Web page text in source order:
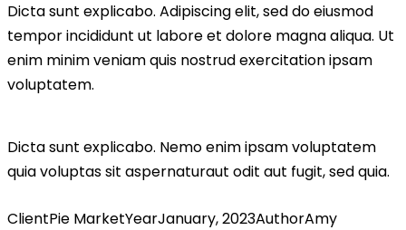
Dicta sunt explicabo. Adipiscing elit, sed do eiusmod
tempor incididunt ut labore et dolore magna aliqua. Ut
enim minim veniam quis nostrud exercitation ipsam
voluptatem.
Dicta sunt explicabo. Nemo enim ipsam voluptatem
quia voluptas sit aspernaturaut odit aut fugit, sed quia.
ClientPie MarketYearJanuary, 2023AuthorAmy